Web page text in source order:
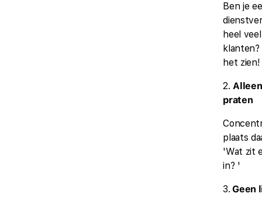
Ben je
heel
klanten?
het zien!
2.
praten
plaats
'Wat zit
in? '
3. Geen